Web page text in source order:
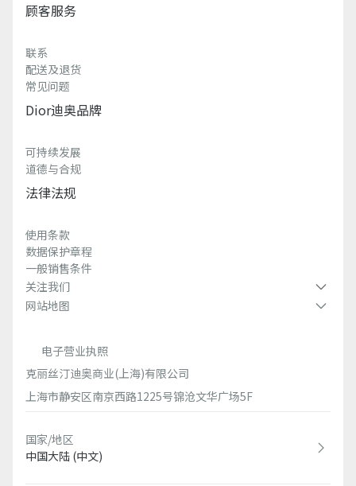
顾客服务
联系
配送及退货
常见问题
Dior迪奥品牌
可持续发展
道德与合规
法律法规
使用条款
数据保护章程
一般销售条件
关注我们
网站地图
电子营业执照
克丽丝汀迪奥商业(上海)有限公司
上海市静安区南京西路1225号锦沧文华广场5F
国家/地区
中国大陆 (中文)